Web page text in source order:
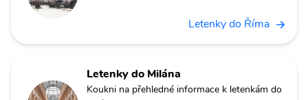
Letenky do Říma
Letenky do Milána
Koukni na přehledné informace k letenkám do